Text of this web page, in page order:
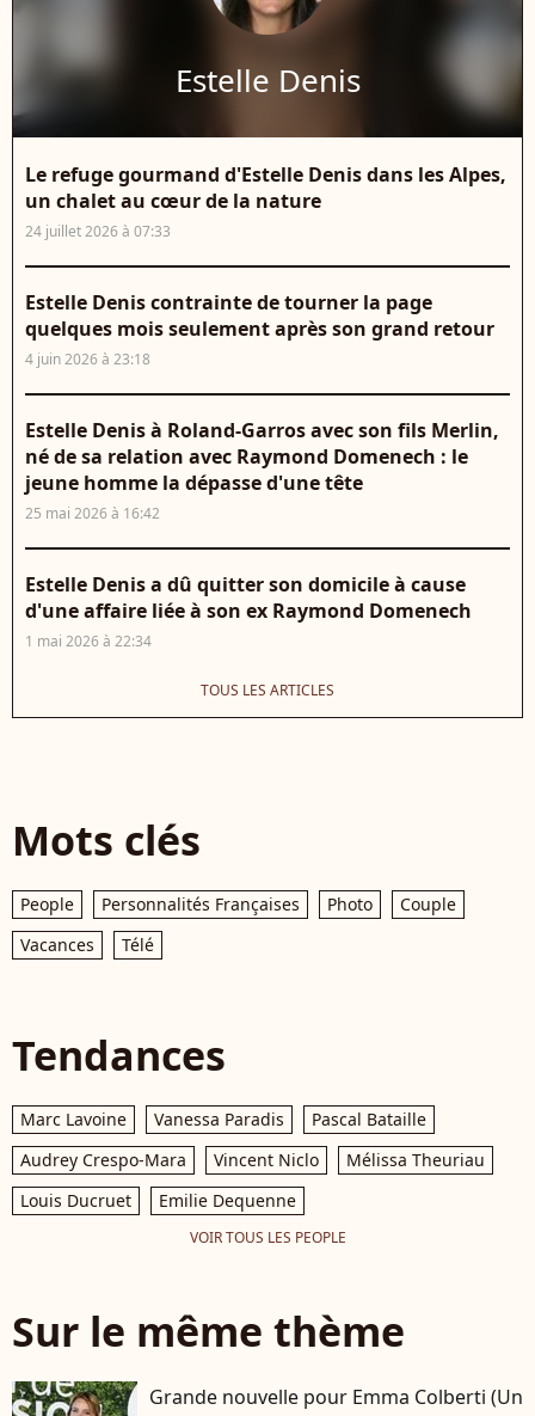
Estelle Denis
Le refuge gourmand d'Estelle Denis dans les Alpes,
un chalet au cœur de la nature
24 juillet 2026 à 07:33
Estelle Denis contrainte de tourner la page
quelques mois seulement après son grand retour
4 juin 2026 à 23:18
Estelle Denis à Roland-Garros avec son fils Merlin,
né de sa relation avec Raymond Domenech : le
jeune homme la dépasse d'une tête
25 mai 2026 à 16:42
Estelle Denis a dû quitter son domicile à cause
d'une affaire liée à son ex Raymond Domenech
1 mai 2026 à 22:34
TOUS LES ARTICLES
Mots clés
People Personnalités Françaises Photo
Couple
Vacances
Télé
Tendances
Marc Lavoine Vanessa Paradis
Pascal Bataille
Audrey Crespo-Mara
Vincent Niclo
Mélissa Theuriau
Louis Ducruet
Emilie Dequenne
VOIR TOUS LES PEOPLE
Sur le même thème
Grande nouvelle pour Emma Colberti (Un